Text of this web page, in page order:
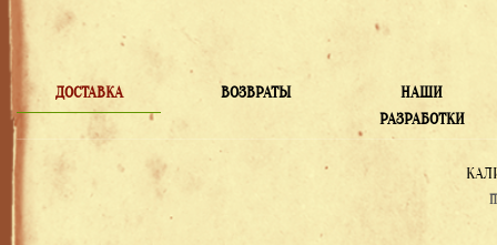
ДОСТАВКА ВОЗВРАТЫ
НАШИ
РАЗРАБОТКИ